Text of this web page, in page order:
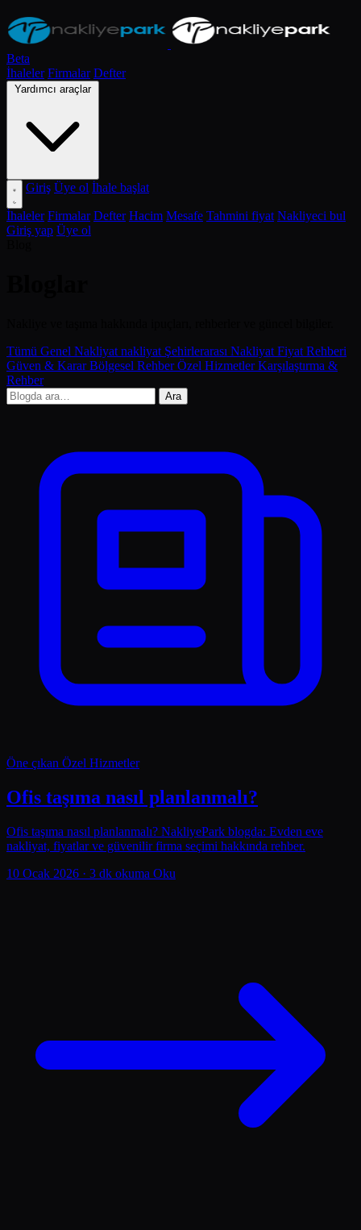
Beta
İhaleler Firmalar Defter
Yardımcı araçlar
Giriş Üye ol İhale başlat
İhaleler Firmalar Defter Hacim Mesafe Tahmini fiyat Nakliyeci bul
Giriş yap Üye ol
Tümü Genel Nakliyat nakliyat Şehirlerarası Nakliyat Fiyat Rehberi
Güven & KararBölgesel RehberÖzel HizmetlerKarşılaştırma &
Rehber
Ara
Öne çıkan Özel Hizmetler
Ofis taşıma nasıl planlanmalı?
Ofis taşıma nasıl planlanmalı? NakliyePark blogda: Evden eve
nakliyat, fiyatlar ve güvenilir firma seçimi hakkında rehber.
10 Ocak 2026 · 3 dk okuma Oku